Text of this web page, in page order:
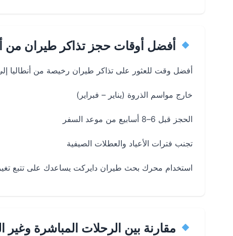
أفضل أوقات حجز تذاكر طيران من
أفضل وقت للعثور على تذاكر طيران رخيصة من أنطاليا
خارج مواسم الذروة (يناير – فبراير)
الحجز قبل 6–8 أسابيع من موعد السفر
تجنب فترات الأعياد والعطلات الصيفية
استخدام محرك بحث طيران دايركت يساعدك على تتبع تغير
مقارنة بين الرحلات المباشرة وغير